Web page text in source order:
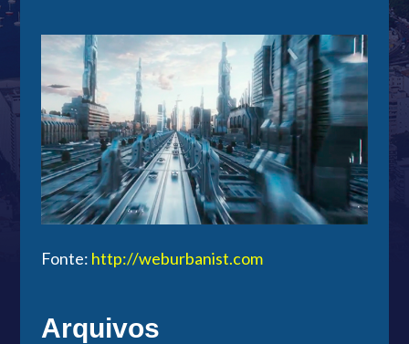
Fonte: http://weburbanist.com
Arquivos